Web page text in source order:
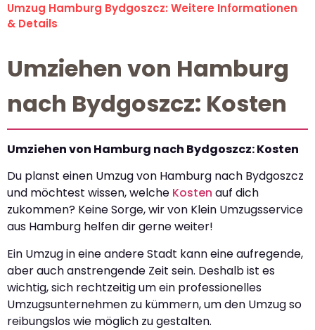
Umzug Hamburg Bydgoszcz: Weitere Informationen
& Details
Umziehen von Hamburg
nach Bydgoszcz: Kosten
Umziehen von Hamburg nach Bydgoszcz: Kosten
Du planst einen Umzug von Hamburg nach Bydgoszcz
und möchtest wissen, welche Kosten auf dich
zukommen? Keine Sorge, wir von Klein Umzugsservice
aus Hamburg helfen dir gerne weiter!
Ein Umzug in eine andere Stadt kann eine aufregende,
aber auch anstrengende Zeit sein. Deshalb ist es
wichtig, sich rechtzeitig um ein professionelles
Umzugsunternehmen zu kümmern, um den Umzug so
reibungslos wie möglich zu gestalten.